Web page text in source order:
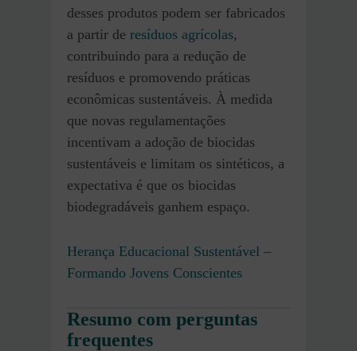
desses produtos podem ser fabricados
a partir de resíduos agrícolas,
contribuindo para a redução de
resíduos e promovendo práticas
econômicas sustentáveis. À medida
que novas regulamentações
incentivam a adoção de biocidas
sustentáveis e limitam os sintéticos, a
expectativa é que os biocidas
biodegradáveis ganhem espaço.
Herança Educacional Sustentável –
Formando Jovens Conscientes
Resumo com perguntas
frequentes